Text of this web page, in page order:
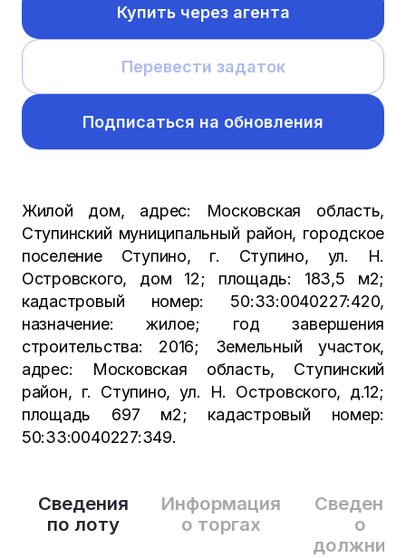
Сведения
по лоту
Информация
о торгах
Сведения
о
Купить через агента
Перевести задаток
Подписаться на обновления
Жилой дом, адрес: Московская область,
Ступинский муниципальный район, городское
поселение Ступино, г. Ступино, ул. Н.
Островского, дом 12; площадь: 183,5 м2;
кадастровый номер: 50:33:0040227:420,
назначение: жилое; год завершения
строительства: 2016; Земельный участок,
адрес: Московская область, Ступинский
район, г. Ступино, ул. Н. Островского, д.12;
площадь 697 м2; кадастровый номер:
50:33:0040227:349.